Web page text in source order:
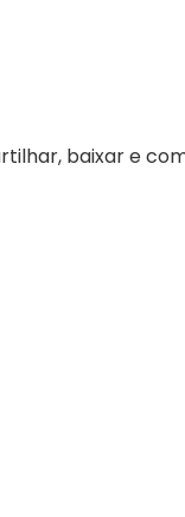
baixar e